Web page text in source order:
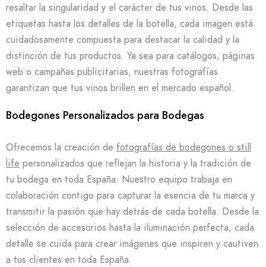
resaltar la singularidad y el carácter de tus vinos. Desde las
etiquetas hasta los detalles de la botella, cada imagen está
cuidadosamente compuesta para destacar la calidad y la
distinción de tus productos. Ya sea para catálogos, páginas
web o campañas publicitarias, nuestras fotografías
garantizan que tus vinos brillen en el mercado español.
Bodegones Personalizados para Bodegas
Ofrecemos la creación de fotografías de bodegones o still
life personalizados que reflejan la historia y la tradición de
tu bodega en toda España. Nuestro equipo trabaja en
colaboración contigo para capturar la esencia de tu marca y
transmitir la pasión que hay detrás de cada botella. Desde la
selección de accesorios hasta la iluminación perfecta, cada
detalle se cuida para crear imágenes que inspiren y cautiven
a tus clientes en toda España.